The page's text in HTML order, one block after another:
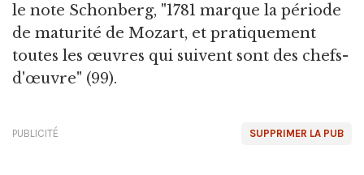
le note Schonberg, "1781 marque la période
de maturité de Mozart, et pratiquement
toutes les œuvres qui suivent sont des chefs-
d'œuvre" (99).
SUPPRIMER LA PUB
PUBLICITÉ